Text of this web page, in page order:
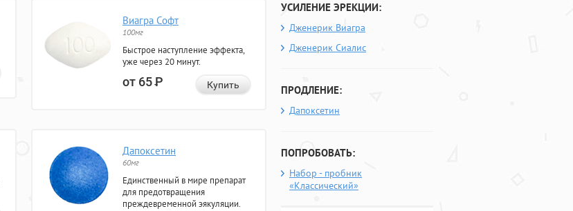
Виагра Софт
100мг
Быстрое наступление эффекта,
уже через 20 минут.
от 65Р Купить
Дапоксетин
60мг
Единственный в мире препарат
для предотвращения
преждевременной эякуляции.
УСИЛЕНИЕ ЭРЕКЦИИ:
Дженерик Виагра
Дженерик Сиалис
ПРОДЛЕНИЕ:
Дапоксетин
ПОПРОБОВАТЬ:
Набор - пробник
«Классический»